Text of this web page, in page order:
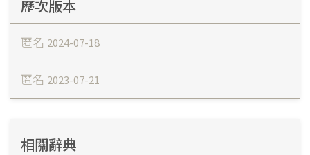
歷次版本
匿名 2024-07-18
匿名 2023-07-21
相關辭典